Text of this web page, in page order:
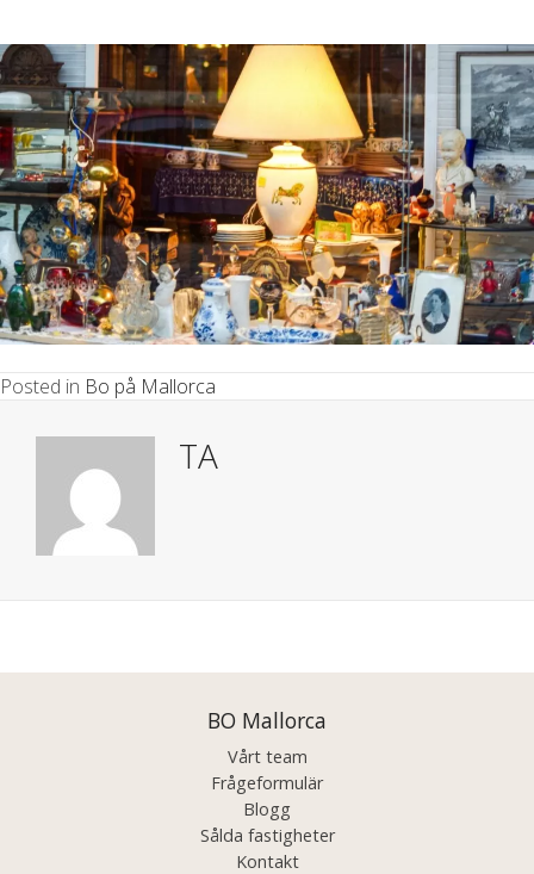
Posted in Bo på Mallorca
TA
navigation
BO Mallorca
Vårt team
Frågeformulär
Blogg
Sålda fastigheter
Kontakt